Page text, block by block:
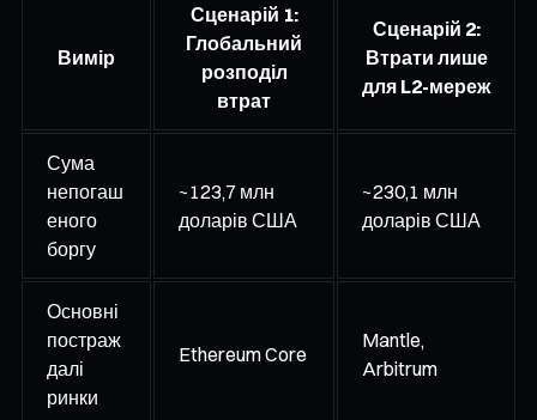
Вимір
Сценарій 1:
Глобальний
розподіл
втрат
Сценарій 2:
Втрати лише
для L2-мереж
Сума
непогаш
еного
боргу
~123,7 млн
доларів США
~230,1 млн
доларів США
Основні
постраж
далі
ринки
Ethereum Core
Mantle,
Arbitrum